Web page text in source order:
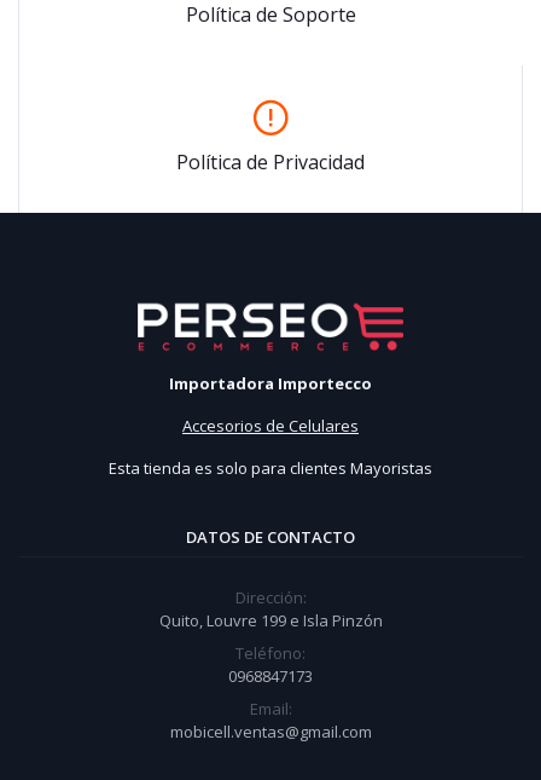
Política de Soporte
Política de Privacidad
Importadora Importecco
Accesorios de Celulares
Esta tienda es solo para clientes Mayoristas
DATOS DE CONTACTO
Dirección:
Quito, Louvre 199 e Isla Pinzón
Teléfono:
0968847173
Email:
mobicell.ventas@gmail.com